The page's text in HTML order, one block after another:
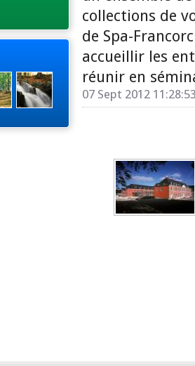
collections de
de Spa-
accueillir les
réunir en
07 Sept 2012